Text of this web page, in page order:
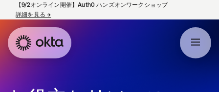
【9/2オンライン開催】Auth0 ハンズオンワークショップ
詳細を見る→